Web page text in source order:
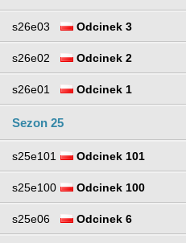
s26e03 Odcinek 3
s26e02 Odcinek 2
s26e01 Odcinek 1
Sezon 25
s25e101 Odcinek 101
s25e100 Odcinek 100
s25e06 Odcinek 6